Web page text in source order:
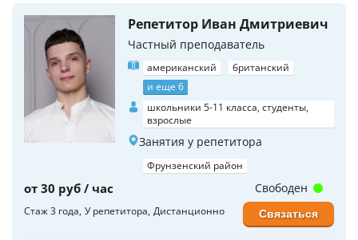
Репетитор Иван Дмитриевич
Частный преподаватель
американский
британский
и еще 6
школьники 5-11 класса, студенты,
взрослые
Занятия у репетитора
Фрунзенский район
от 30 руб / час
Стаж 3 года У репетитора Дистанционно
Свободен
Связаться